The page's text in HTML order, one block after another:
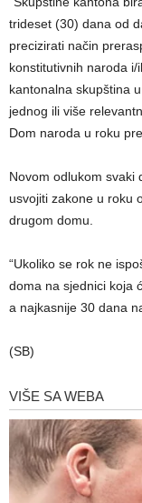
trideset (30) dana od
precizirati način
konstitutivnih naroda
kantonalna skupština
jednog ili više
Dom naroda u roku
Novom odlukom svaki
usvojiti zakone u roku
drugom domu.
“Ukoliko se rok ne
doma na sjednici koja
a najkasnije 30 dana
(SB)